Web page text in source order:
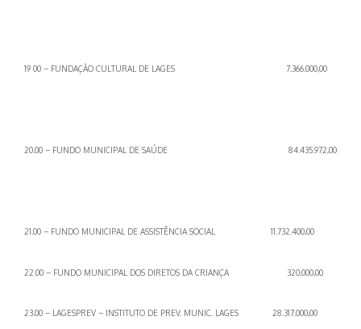
19 00 – FUNDAÇÃO CULTURAL DE LAGES 7.366.000,00
20.00 – FUNDO MUNICIPAL DE SAÚDE 84.435.972,00
21.00 – FUNDO MUNICIPAL DE ASSISTÊNCIA SOCIAL 11.732.400,00
22.00 – FUNDO MUNICIPAL DOS DIRETOS DA CRIANÇA 320.000,00
23.00 – LAGESPREV – INSTITUTO DE PREV. MUNIC. LAGES 28.317.000,00